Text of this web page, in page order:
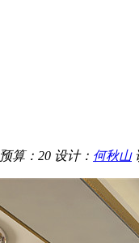
预算：20 设计： 何秋山